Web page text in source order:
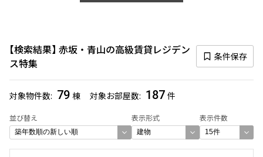
検索結果 赤坂・青山の高級賃貸レジデン
ス特集
条件保存
対象物件数 79 棟 対象お部屋数 187 件
並び替え 表示形式 表示件数
より詳細な絞り込み
建物施設やお部屋の設備、方位、階数などの絞り込みが
設定する